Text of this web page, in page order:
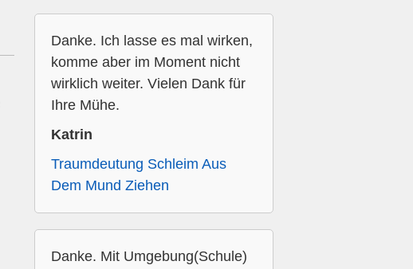
Danke. Ich lasse es mal wirken,
komme aber im Moment nicht
wirklich weiter. Vielen Dank für
Ihre Mühe.
Katrin
Traumdeutung Schleim Aus
Dem Mund Ziehen
Danke. Mit Umgebung(Schule)